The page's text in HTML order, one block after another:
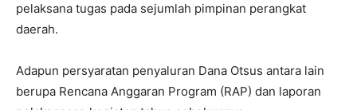
pelaksana tugas pada sejumlah pimpinan perangkat
daerah.
Adapun persyaratan penyaluran Dana Otsus antara lain
berupa Rencana Anggaran Program (RAP) dan laporan